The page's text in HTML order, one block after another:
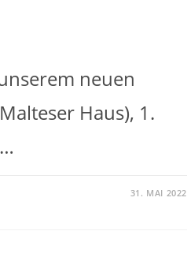
neuen
Haus), 1.
31. MAI 2022